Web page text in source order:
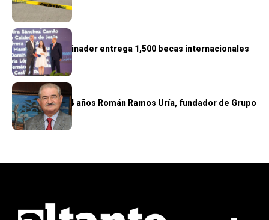
NACIONALES
Presidente Abinader entrega 1,500 becas internacionales
NACIONALES
Fallece a los 84 años Román Ramos Uría, fundador de Grupo
Ramos